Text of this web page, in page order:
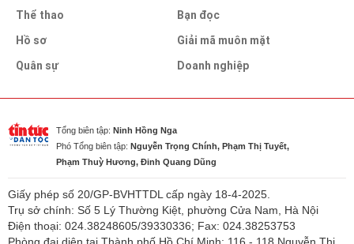
Thể thao
Hồ sơ
Quân sự
Bạn đọc
Giải mã muôn mặt
Doanh nghiệp
Tổng biên tập: Ninh Hồng Nga
Phó Tổng biên tập: Nguyễn Trọng Chính, Phạm Thị Tuyết,
Phạm Thuỳ Hương, Đinh Quang Dũng
Giấy phép số 20/GP-BVHTTDL cấp ngày 18-4-2025.
Trụ sở chính: Số 5 Lý Thường Kiệt, phường Cửa Nam, Hà Nội
Điện thoại: 024.38248605/39330336; Fax: 024.38253753